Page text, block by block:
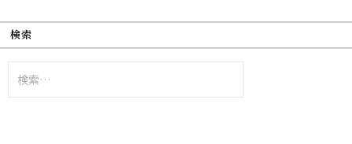
検索
索: